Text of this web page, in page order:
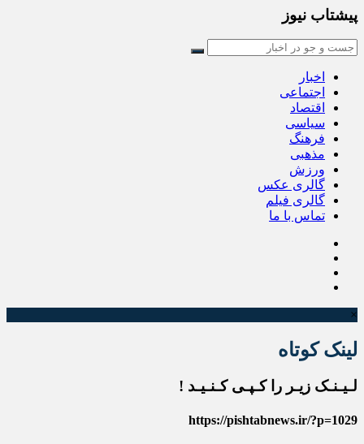
پیشتاب نیوز
اخبار
اجتماعی
اقتصاد
سیاسی
فرهنگ
مذهبی
ورزش
گالری عکس
گالری فیلم
تماس با ما
×
لینک کوتاه
لـیـنـک زیـر را کـپـی کـنـیـد !
https://pishtabnews.ir/?p=1029